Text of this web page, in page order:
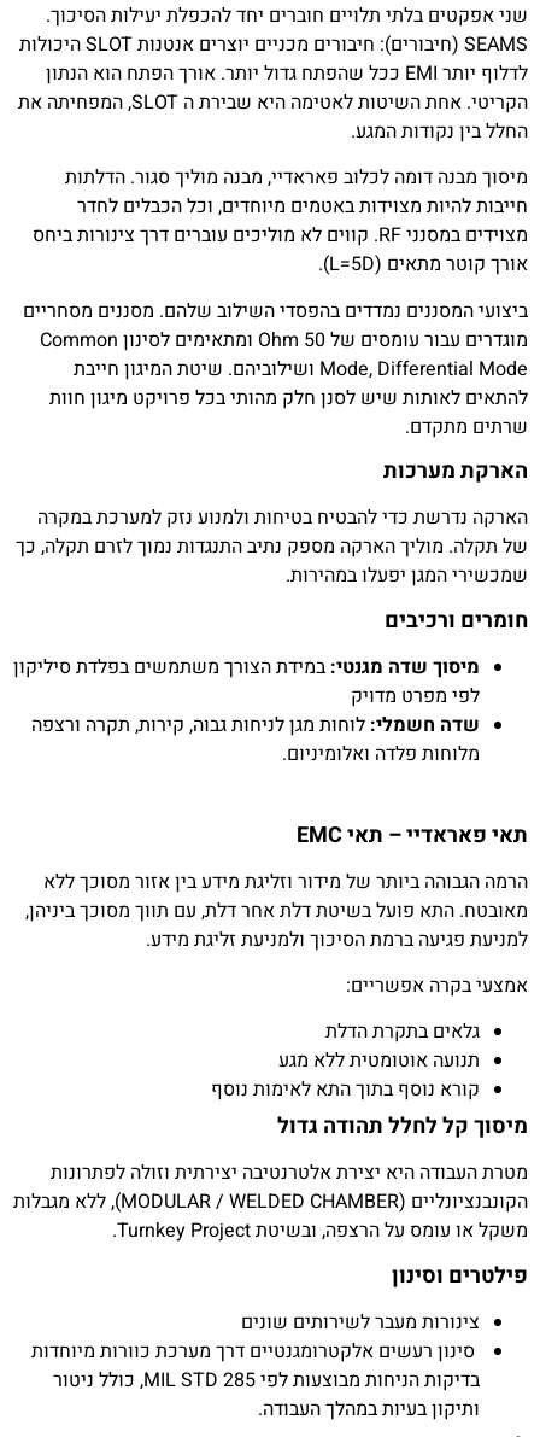
שני אפקטים בלתי תלויים חוברים יחד להכפלת יעילות הסיכוך.
SEAMS (חיבורים): חיבורים מכניים יוצרים אנטנות SLOT היכולות
לדלוף יותר EMI ככל שהפתח גדול יותר. אורך הפתח הוא הנתון
הקריטי. אחת השיטות לאטימה היא שבירת ה SLOT, המפחיתה את
החלל בין נקודות המגע.
מיסוך מבנה דומה לכלוב פאראדיי, מבנה מוליך סגור. הדלתות
חייבות להיות מצוידות באטמים מיוחדים, וכל הכבלים לחדר
מצוידים במסנני RF. קווים לא מוליכים עוברים דרך צינורות ביחס
אורך קוטר מתאים (L=5D).
ביצועי המסננים נמדדים בהפסדי השילוב שלהם. מסננים מסחריים
מוגדרים עבור עומסים של 50 Ohm ומתאימים לסינון Common
Mode, Differential Mode ושילוביהם. שיטת המיגון חייבת
להתאים לאותות שיש לסנן חלק מהותי בכל פרויקט מיגון חוות
שרתים מתקדם.
הארקת מערכות
הארקה נדרשת כדי להבטיח בטיחות ולמנוע נזק למערכת במקרה
של תקלה. מוליך הארקה מספק נתיב התנגדות נמוך לזרם תקלה, כך
שמכשירי המגן יפעלו במהירות.
חומרים ורכיבים
מיסוך שדה מגנטי: במידת הצורך משתמשים בפלדת סיליקון
לפי מפרט מדויק
שדה חשמלי: לוחות מגן לניחות גבוה, קירות, תקרה ורצפה
מלוחות פלדה ואלומיניום.
תאי פאראדיי – תאי EMC
הרמה הגבוהה ביותר של מידור וזליגת מידע בין אזור מסוכך ללא
מאובטח. התא פועל בשיטת דלת אחר דלת, עם תווך מסוכך ביניהן,
למניעת פגיעה ברמת הסיכוך ולמניעת זליגת מידע.
אמצעי בקרה אפשריים:
גלאים בתקרת הדלת
תנועה אוטומטית ללא מגע
קורא נוסף בתוך התא לאימות נוסף
מיסוך קל לחלל תהודה גדול
מטרת העבודה היא יצירת אלטרנטיבה יצירתית וזולה לפתרונות
הקונבנציונליים (MODULAR / WELDED CHAMBER), ללא מגבלות
משקל או עומס על הרצפה, ובשיטת Turnkey Project.
פילטרים וסינון
צינורות מעבר לשירותים שונים
סינון רעשים אלקטרומגנטיים דרך מערכת כוורות מיוחדות
בדיקות הניחות מבוצעות לפי MIL STD 285, כולל ניטור
ותיקון בעיות במהלך העבודה.